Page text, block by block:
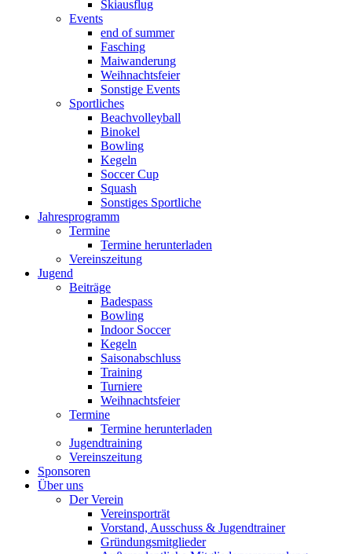
Skiausflug
Events
end of summer
Fasching
Maiwanderung
Weihnachtsfeier
Sonstige Events
Sportliches
Beachvolleyball
Binokel
Bowling
Kegeln
Soccer Cup
Squash
Sonstiges Sportliche
Jahresprogramm
Termine
Termine herunterladen
Vereinszeitung
Jugend
Beiträge
Badespass
Bowling
Indoor Soccer
Kegeln
Saisonabschluss
Training
Turniere
Weihnachtsfeier
Termine
Termine herunterladen
Jugendtraining
Vereinszeitung
Sponsoren
Über uns
Der Verein
Vereinsporträt
Vorstand, Ausschuss & Jugendtrainer
Gründungsmitglieder